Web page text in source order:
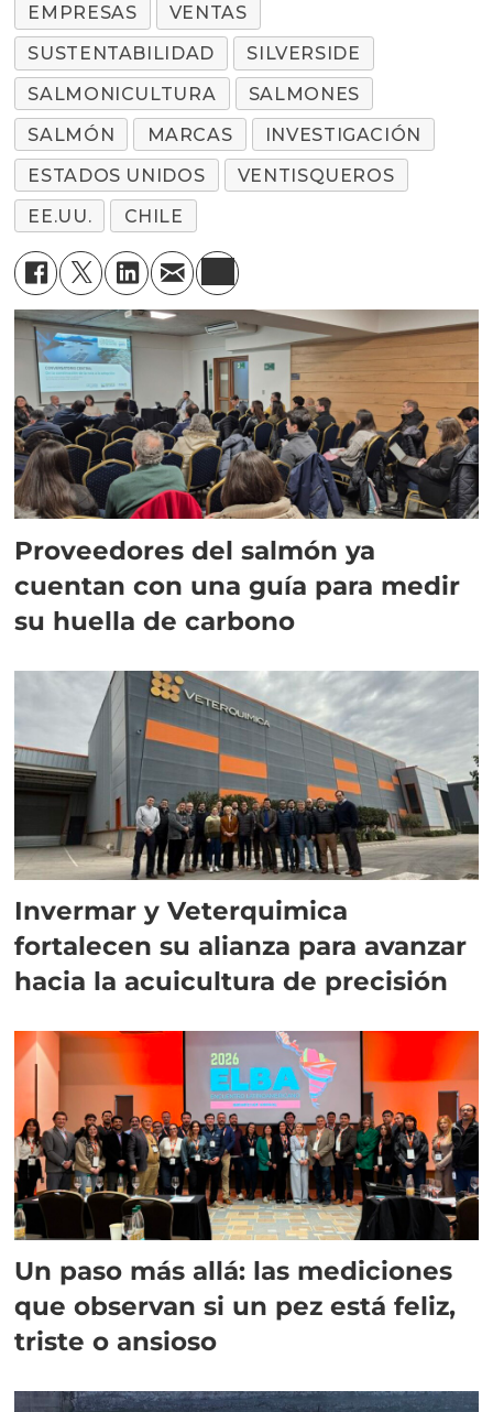
EMPRESAS
VENTAS
SUSTENTABILIDAD
SILVERSIDE
SALMONICULTURA
SALMONES
SALMÓN
MARCAS
INVESTIGACIÓN
ESTADOS UNIDOS
VENTISQUEROS
EE.UU.
CHILE
Proveedores del salmón ya
cuentan con una guía para medir
su huella de carbono
Invermar y Veterquimica
fortalecen su alianza para avanzar
hacia la acuicultura de precisión
Un paso más allá: las mediciones
que observan si un pez está feliz,
triste o ansioso